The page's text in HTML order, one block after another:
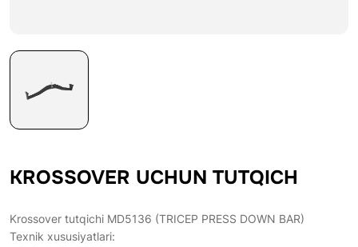
KROSSOVER UCHUN TUTQICH
Krossover tutqichi MD5136 (TRICEP PRESS DOWN BAR)
Texnik xususiyatlari: